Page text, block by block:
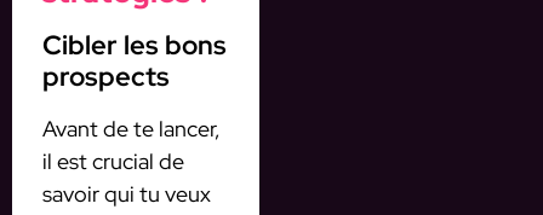
Cibler les bons
prospects
Avant de te lancer,
il est crucial de
savoir qui tu veux